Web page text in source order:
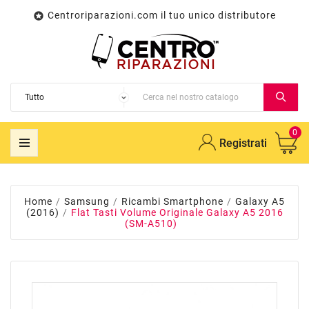
 Centroriparazioni.com il tuo unico distributore
Registrati
0
Home Samsung Ricambi Smartphone
Galaxy A5
(2016)
Flat Tasti Volume Originale Galaxy A5 2016
(SM-A510)